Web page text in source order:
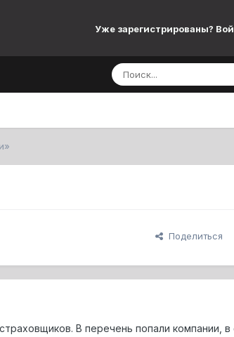
Уже зарегистрированы?
Поделиться
В перечень попали компании,